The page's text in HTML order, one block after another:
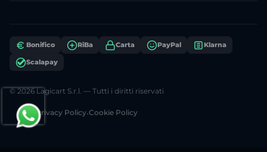
Bonifico RiBa Carta PayPal Klarna
Scalapay
© 2026 Lagicart S.r.l. — Tutti i diritti riservati
Privacy Policy•Cookie Policy